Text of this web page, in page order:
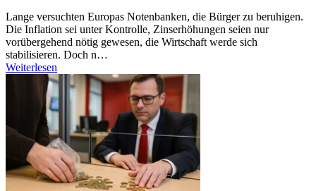
Lange versuchten Europas Notenbanken, die Bürger zu beruhigen.
Die Inflation sei unter Kontrolle, Zinserhöhungen seien nur
vorübergehend nötig gewesen, die Wirtschaft werde sich
stabilisieren. Doch n…
Weiterlesen